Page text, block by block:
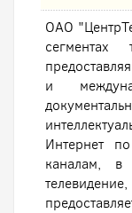
ОАО
сегментах
и
Интернет
каналам, в